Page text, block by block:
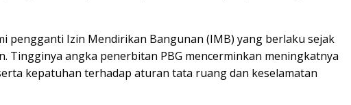
pengganti Izin Mendirikan Bangunan (IMB) yang berlaku sejak
Tingginya angka penerbitan PBG mencerminkan meningkatnya
kepatuhan terhadap aturan tata ruang dan keselamatan